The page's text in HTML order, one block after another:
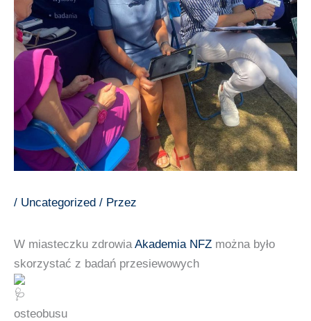
/ Uncategorized / Przez
W miasteczku zdrowiaAkademia NFZ można było
skorzystać z badań przesiewowych
osteobusu